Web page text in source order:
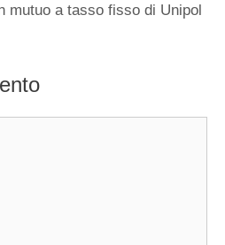
mutuo a tasso fisso di Unipol